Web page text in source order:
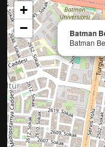
Batman
Batman
+
−